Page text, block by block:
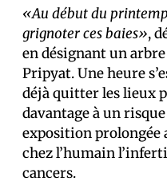
«Au début du
grignoter ces baies»,
en désignant un
Pripyat. Une heure
déjà quitter les lieux
davantage à un
exposition
chez l’humain
cancers.